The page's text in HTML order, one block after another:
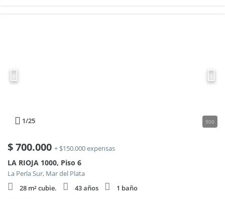
1/25 900
$700.000 + $150.000 expensas
LA RIOJA 1000, Piso 6
La Perla Sur, Mar del Plata
28 m² cubie.
43 años
1 baño